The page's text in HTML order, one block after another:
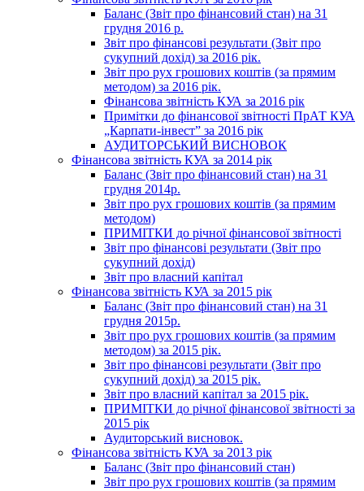
Баланс (Звіт про фінансовий стан) на 31
грудня 2016 р.
Звіт про фінансові результати (Звіт про
сукупний дохід) за 2016 рік.
Звіт про рух грошових коштів (за прямим
методом) за 2016 рік.
Фінансова звітність КУА за 2016 рік
Примітки до фінансової звітності ПрАТ КУА
„Карпати-інвест” за 2016 рік
АУДИТОРСЬКИЙ ВИСНОВОК
Фінансова звітність КУА за 2014 рік
Баланс (Звіт про фінансовий стан) на 31
грудня 2014р.
Звіт про рух грошових коштів (за прямим
методом)
ПРИМІТКИ до річної фінансової звітності
Звіт про фінансові результати (Звіт про
сукупний дохід)
Звіт про власний капітал
Фінансова звітність КУА за 2015 рік
Баланс (Звіт про фінансовий стан) на 31
грудня 2015р.
Звіт про рух грошових коштів (за прямим
методом) за 2015 рік.
Звіт про фінансові результати (Звіт про
сукупний дохід) за 2015 рік.
Звіт про власний капітал за 2015 рік.
ПРИМІТКИ до річної фінансової звітності за
2015 рік
Аудиторський висновок.
Фінансова звітність КУА за 2013 рік
Баланс (Звіт про фінансовий стан)
Звіт про рух грошових коштів (за прямим